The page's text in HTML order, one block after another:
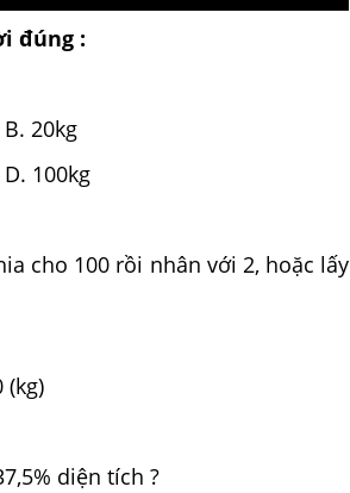
đúng :
cho 100 rồi nhân với 2, hoặc lấy
(kg)
diện tích ?